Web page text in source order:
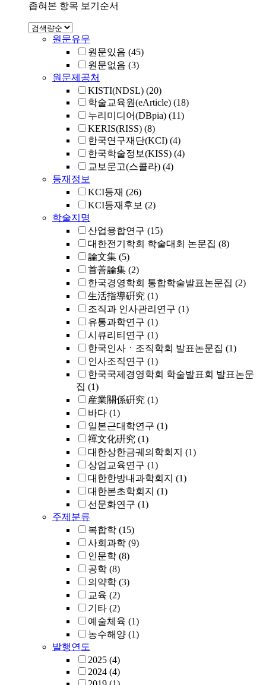
좁혀본 항목 보기순서
원문유무
원문있음 (45)
원문없음 (3)
원문제공처
KISTI(NDSL) (20)
학술교육원(eArticle) (18)
누리미디어(DBpia) (11)
KERIS(RISS) (8)
한국연구재단(KCI) (4)
한국학술정보(KISS) (4)
교보문고(스콜라) (4)
등재정보
KCI등재 (26)
KCI등재후보 (2)
학술지명
산업융합연구 (15)
대한전기학회 학술대회 논문집 (8)
論文集 (5)
首善論集 (2)
한국경영학회 통합학술발표논문집 (2)
生活指導硏究 (1)
조직과 인사관리연구 (1)
유통과학연구 (1)
시큐리티연구 (1)
한국인사ㆍ조직학회 발표논문집 (1)
인사조직연구 (1)
한국국제경영학회 학술발표회 발표논문
집 (1)
産業關係硏究 (1)
바다 (1)
일본근대학연구 (1)
禪文化硏究 (1)
대한상한금궤의학회지 (1)
상업교육연구 (1)
대한한방내과학회지 (1)
대한본초학회지 (1)
선문화연구 (1)
주제분류
복합학 (15)
사회과학 (9)
인문학 (8)
공학 (8)
의약학 (3)
교육 (2)
기타 (2)
예술체육 (1)
농수해양 (1)
발행연도
2025 (4)
2024 (4)